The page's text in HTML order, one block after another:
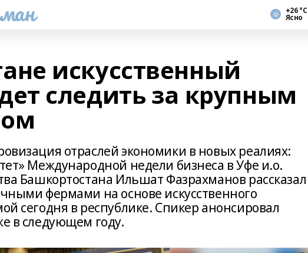
+26 °С
Ясно
искусственный
следить за крупным
отраслей экономики в новых реалиях:
Международной недели бизнеса в Уфе и.о.
Башкортостана Ильшат Фазрахманов рассказал
фермами на основе искусственного
сегодня в республике. Спикер анонсировал
в следующем году.